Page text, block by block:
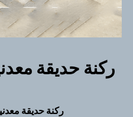
ركنة حديقة
ركنة حديقة